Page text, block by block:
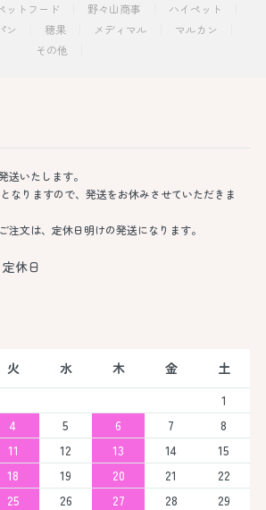
ットフード 野々山商事
ハイペット
ン
穂果 メディマル
マルカン
その他
送いたします。
なりますので、発送をお休みさせていただきま
注文は、定休日明けの発送になります。
休日
火 水 木 金
土
1
4 5 6 7
8
11 12 13 14
15
18 19 20 21
22
25 26 27 28
29